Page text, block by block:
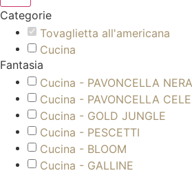
Categorie
Tovaglietta all'americana
Cucina
Fantasia
Cucina - PAVONCELLA NERA
Cucina - PAVONCELLA
Cucina - GOLD JUNGLE
Cucina - PESCETTI
Cucina - BLOOM
Cucina - GALLINE